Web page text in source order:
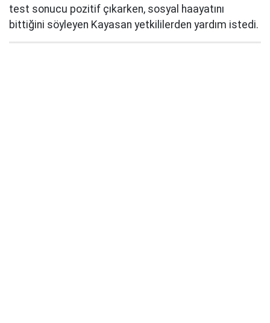
test sonucu pozitif çıkarken, sosyal haayatını
bittiğini söyleyen Kayasan yetkililerden yardım istedi.